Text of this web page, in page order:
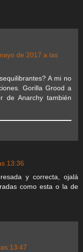
de 2017 a las
A mi no
Gorilla Grood a
de Anarchy también
13:36
y correcta, ojalá
como esta o la de
13:47